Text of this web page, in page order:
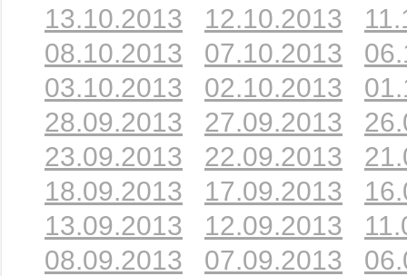
13.10.2013
12.10.2013
08.10.2013
07.10.2013
03.10.2013
02.10.2013
28.09.2013
27.09.2013
23.09.2013
22.09.2013
18.09.2013
17.09.2013
13.09.2013
12.09.2013
08.09.2013
07.09.2013